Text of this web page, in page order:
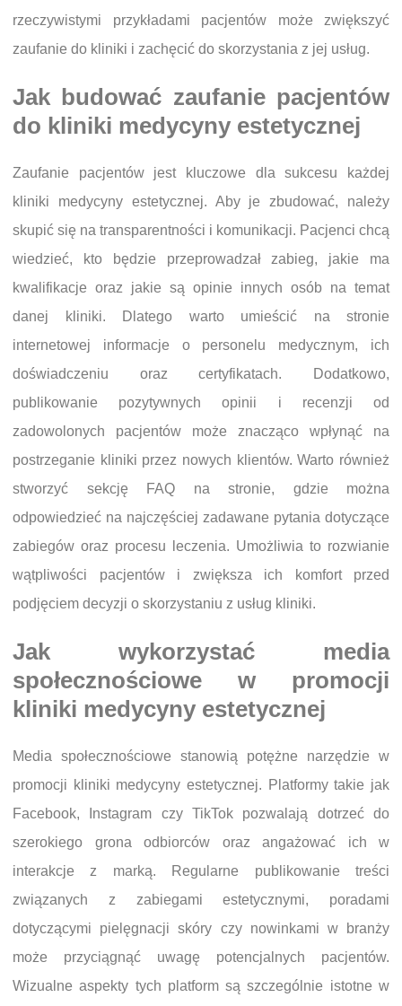
rzeczywistymi przykładami pacjentów może zwiększyć
zaufanie do kliniki i zachęcić do skorzystania z jej usług.
Jak budować zaufanie pacjentów
do kliniki medycyny estetycznej
Zaufanie pacjentów jest kluczowe dla sukcesu każdej
kliniki medycyny estetycznej. Aby je zbudować, należy
skupić się na transparentności i komunikacji. Pacjenci chcą
wiedzieć, kto będzie przeprowadzał zabieg, jakie ma
kwalifikacje oraz jakie są opinie innych osób na temat
danej kliniki. Dlatego warto umieścić na stronie
internetowej informacje o personelu medycznym, ich
doświadczeniu oraz certyfikatach. Dodatkowo,
publikowanie pozytywnych opinii i recenzji od
zadowolonych pacjentów może znacząco wpłynąć na
postrzeganie kliniki przez nowych klientów. Warto również
stworzyć sekcję FAQ na stronie, gdzie można
odpowiedzieć na najczęściej zadawane pytania dotyczące
zabiegów oraz procesu leczenia. Umożliwia to rozwianie
wątpliwości pacjentów i zwiększa ich komfort przed
podjęciem decyzji o skorzystaniu z usług kliniki.
Jak wykorzystać media
społecznościowe w promocji
kliniki medycyny estetycznej
Media społecznościowe stanowią potężne narzędzie w
promocji kliniki medycyny estetycznej. Platformy takie jak
Facebook, Instagram czy TikTok pozwalają dotrzeć do
szerokiego grona odbiorców oraz angażować ich w
interakcje z marką. Regularne publikowanie treści
związanych z zabiegami estetycznymi, poradami
dotyczącymi pielęgnacji skóry czy nowinkami w branży
może przyciągnąć uwagę potencjalnych pacjentów.
Wizualne aspekty tych platform są szczególnie istotne w